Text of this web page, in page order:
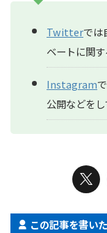
Twitterでは
ベートに関す
Instagram
公開などをし
この記事を書い